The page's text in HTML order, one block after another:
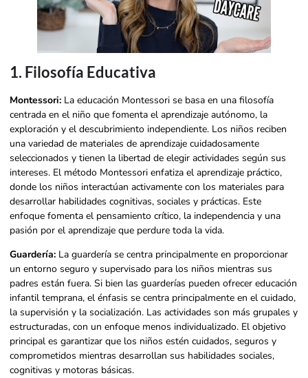
1. Filosofía Educativa
Montessori: La educación Montessori se basa en una filosofía
centrada en el niño que fomenta el aprendizaje autónomo, la
exploración y el descubrimiento independiente. Los niños reciben
una variedad de materiales de aprendizaje cuidadosamente
seleccionados y tienen la libertad de elegir actividades según sus
intereses. El método Montessori enfatiza el aprendizaje práctico,
donde los niños interactúan activamente con los materiales para
desarrollar habilidades cognitivas, sociales y prácticas. Este
enfoque fomenta el pensamiento crítico, la independencia y una
pasión por el aprendizaje que perdure toda la vida.
Guardería: La guardería se centra principalmente en proporcionar
un entorno seguro y supervisado para los niños mientras sus
padres están fuera. Si bien las guarderías pueden ofrecer educación
infantil temprana, el énfasis se centra principalmente en el cuidado,
la supervisión y la socialización. Las actividades son más grupales y
estructuradas, con un enfoque menos individualizado. El objetivo
principal es garantizar que los niños estén cuidados, seguros y
comprometidos mientras desarrollan sus habilidades sociales,
cognitivas y motoras básicas.